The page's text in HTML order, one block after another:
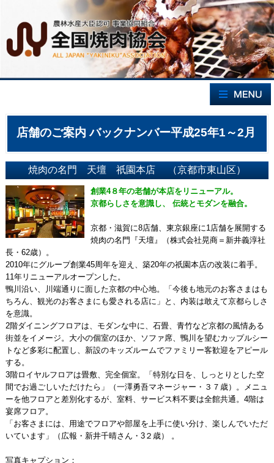
店舗のご案内 バックナンバー平成25年1～2月
焼肉の名門 天壇 祇園本店 （京都市東山区）
創業4８年の老舗が本店をリニューアル。
京都らしさを意識し、 伝統とモダンを融合。
京都・滋賀に8店舗、東京銀座に1店舗を展開する
焼肉の名門『天壇』（株式会社晃商＝新井義淳社
長・62歳）。
2010年にグループ創業45周年を迎え、築20年の祇園本店の改装に着手。
11年リニューアルオープンした。
鴨川沿い、川端通りに面した京都の中心地。「今後も地元のお客さまはも
ちろん、観光のお客さまにも愛される店に」と、内装は敢えて京都らしさ
を意識。
2階ダイニングフロアは、モダンな中に、石畳、青竹など京都の風情ある
街並をイメージ。大小の個室のほか、ソファ席、鴨川を望むカップルシー
トなど多彩に配置し、新設のキッズルームでファミリー客歓迎をアピール
する。
3階ロイヤルフロアは畳敷、完全個室。「特別な日を、しっとりとした空
間でお過ごしいただけたら」（一澤勇吾マネージャー・３７歳）。メニュ
ーを他フロアと差別化するが、室料、サービス料不要は全館共通。4階は
宴席フロア。
「お客さまには、用途でフロアや部屋を上手に使い分け、楽しんでいただ
いています」（広報・新井千晴さん・3２歳） 。
写真キャプション：